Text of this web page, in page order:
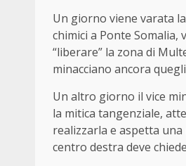
Un giorno viene varata
chimici a Ponte Somalia,
“liberare” la zona di
minacciano ancora
Un altro giorno il vice
la mitica tangenziale,
realizzarla e aspetta una
centro destra deve